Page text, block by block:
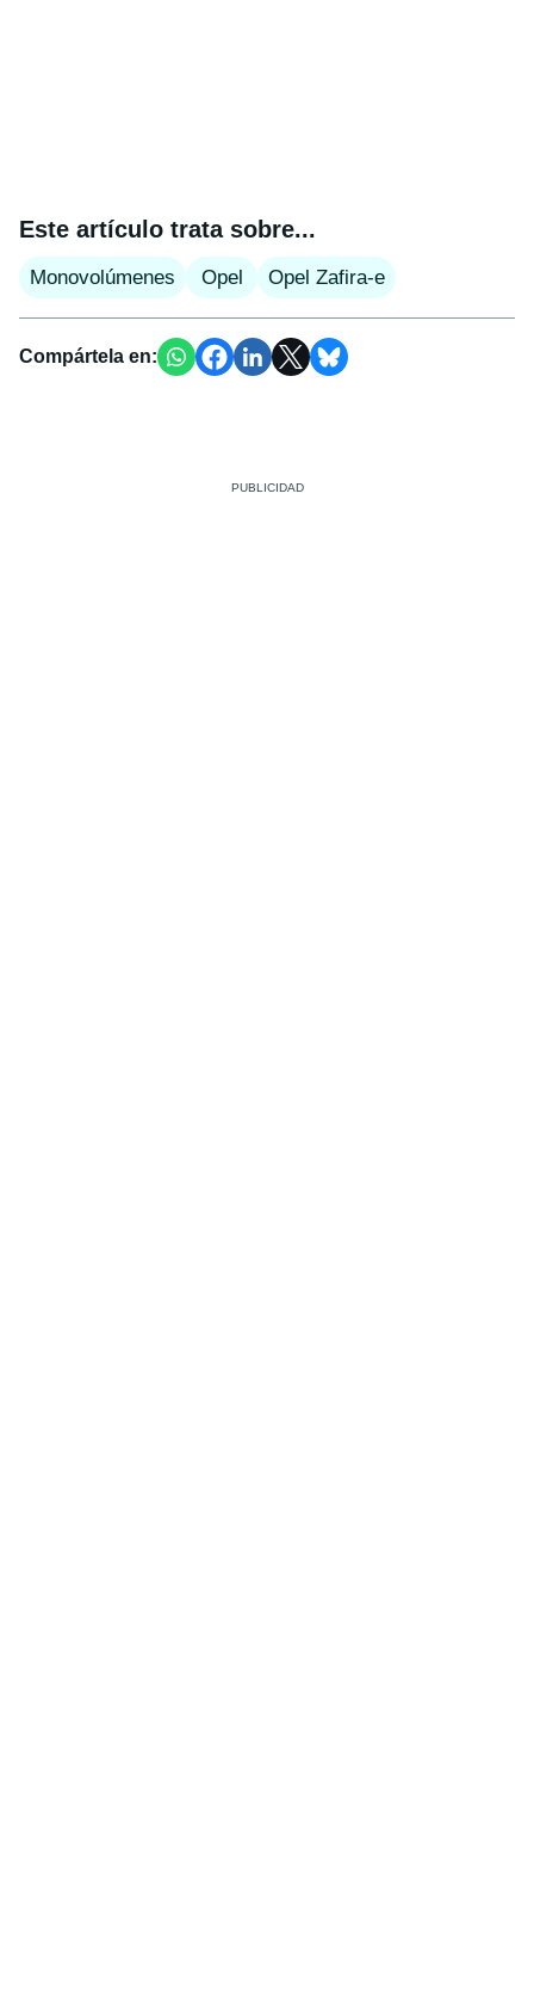
Este artículo trata sobre...
Monovolúmenes Opel Opel Zafira-e
Compártela en: